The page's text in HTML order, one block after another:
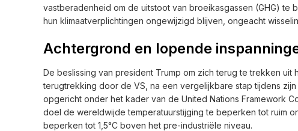
vastberadenheid om de uitstoot van broeikasgassen (GHG)
hun klimaatverplichtingen ongewijzigd blijven, ongeacht
Achtergrond en lopende
De beslissing van president Trump om zich terug te trekken
terugtrekking door de VS, na een vergelijkbare stap tijdens zijn
opgericht onder het kader van de United Nations Framework
doel de wereldwijde temperatuurstijging te beperken tot ruim
beperken tot 1,5°C boven het pre-industriële niveau.